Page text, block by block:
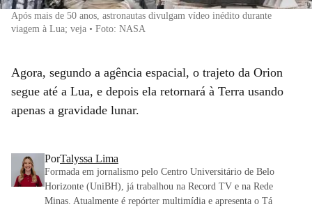
Após mais de 50 anos, astronautas divulgam vídeo inédito durante
viagem à Lua; veja • Foto: NASA
Agora, segundo a agência espacial, o trajeto da Orion
segue até a Lua, e depois ela retornará à Terra usando
apenas a gravidade lunar.
PorTalyssa Lima
Formada em jornalismo pelo Centro Universitário de Belo
Horizonte (UniBH), já trabalhou na Record TV e na Rede
Minas. Atualmente é repórter multimídia e apresenta o Tá